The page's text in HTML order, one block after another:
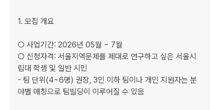
1. 모집 개요
○ 사업기간: 2026년 05월 ~ 7월
○ 신청자격: 서울지역문제를 제대로 연구하고 싶은 서울시
립대 학생 및 일반 시민
- 팀 단위(4~6명) 권장, 3인 이하 팀이나 개인 지원자는 분
야별 매칭으로 팀빌딩이 이루어질 수 있음